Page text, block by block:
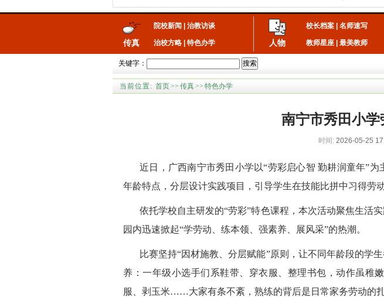
传真
院校新闻 治教访谈
治校方略 特色办学 人物
校长档案 名师速写
教师星座 最美教师
关键字： 搜索
当前位置: 首页>> 传真>> 特色办学
南宁市秀田小
时间: 2026-05-25
近日，广西南宁市秀田小学以“劳彩启心智 勤耕润童年”
年龄特点，分层设计实践项目，引导学生在技能比拼中习得劳
依托学校自主研发的“劳彩”特色课程，本次活动聚焦生活
园内迅速掀起“学劳动、练本领、强素养、展风采”的热潮。
比赛坚持“因材施教、分层赋能”原则，让不同年龄段的学
养：一年级小选手们系鞋带、穿衣服、整理书包，动作虽稚
服、剥玉米……大家有条不紊，熟练的背后是日常家务劳动的扎